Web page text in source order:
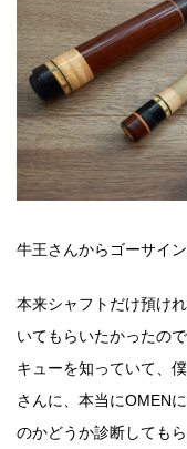
牛王さんからゴーサイ
本来シャフトだけ預け
いてもらいたかったの
キューを知っていて、
さんに、本当にOMEN
のかどうか診断しても